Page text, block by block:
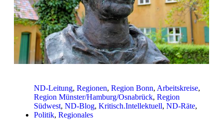
ND-Leitung, Regionen, Region Bonn, Arbeitskreise,
Region Münster/Hamburg/Osnabrück, Region
Südwest, ND-Blog, Kritisch.Intellektuell, ND-Räte,
Politik, Regionales